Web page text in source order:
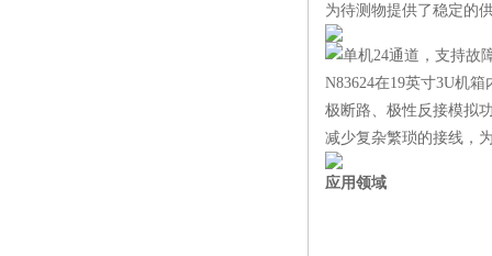
为待测物提供了稳定的
单机24通道，支持故
N83624在19英寸3U机
极断路、极性反接模拟
减少复杂繁琐的接线，
应用领域